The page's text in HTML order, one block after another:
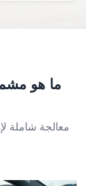
ما هو
معالجة شاملة